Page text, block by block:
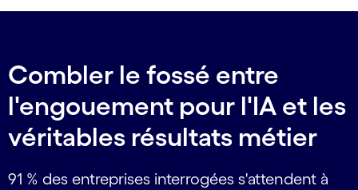
Combler le fossé entre
l'engouement pour l'IA et les
véritables résultats métier
91 % des entreprises interrogées s'attendent à